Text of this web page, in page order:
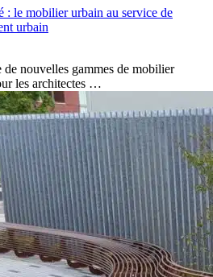
: le mobilier urbain au service de
urbain
nouvelles gammes de mobilier
les architectes …